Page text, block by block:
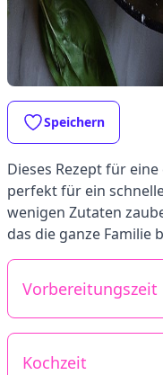
Speichern
Dieses Rezept für
perfekt für ein
wenigen Zutaten
das die ganze Familie
Vorbereitungszeit
Kochzeit